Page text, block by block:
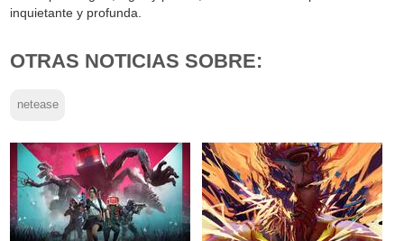
inquietante y profunda.
OTRAS NOTICIAS SOBRE:
netease